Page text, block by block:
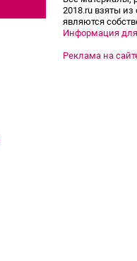
2018.ru взяты
являются
Информация
Реклама на